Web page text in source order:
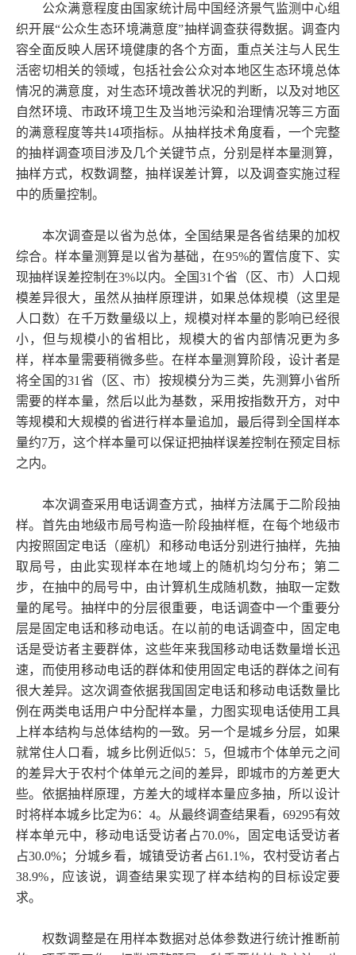
公众满意程度由国家统计局中国经济景气监测中心组
织开展“公众生态环境满意度”抽样调查获得数据。调查内
容全面反映人居环境健康的各个方面，重点关注与人民生
活密切相关的领域，包括社会公众对本地区生态环境总体
情况的满意度，对生态环境改善状况的判断，以及对地区
自然环境、市政环境卫生及当地污染和治理情况等三方面
的满意程度等共14项指标。从抽样技术角度看，一个完整
的抽样调查项目涉及几个关键节点，分别是样本量测算，
抽样方式，权数调整，抽样误差计算，以及调查实施过程
中的质量控制。
本次调查是以省为总体，全国结果是各省结果的加权
综合。样本量测算是以省为基础，在95%的置信度下、实
现抽样误差控制在3%以内。全国31个省（区、市）人口规
模差异很大，虽然从抽样原理讲，如果总体规模（这里是
人口数）在千万数量级以上，规模对样本量的影响已经很
小，但与规模小的省相比，规模大的省内部情况更为多
样，样本量需要稍微多些。在样本量测算阶段，设计者是
将全国的31省（区、市）按规模分为三类，先测算小省所
需要的样本量，然后以此为基数，采用按指数开方，对中
等规模和大规模的省进行样本量追加，最后得到全国样本
量约7万，这个样本量可以保证把抽样误差控制在预定目标
之内。
本次调查采用电话调查方式，抽样方法属于二阶段抽
样。首先由地级市局号构造一阶段抽样框，在每个地级市
内按照固定电话（座机）和移动电话分别进行抽样，先抽
取局号，由此实现样本在地域上的随机均匀分布；第二
步，在抽中的局号中，由计算机生成随机数，抽取一定数
量的尾号。抽样中的分层很重要，电话调查中一个重要分
层是固定电话和移动电话。在以前的电话调查中，固定电
话是受访者主要群体，这些年来我国移动电话数量增长迅
速，而使用移动电话的群体和使用固定电话的群体之间有
很大差异。这次调查依据我国固定电话和移动电话数量比
例在两类电话用户中分配样本量，力图实现电话使用工具
上样本结构与总体结构的一致。另一个是城乡分层，如果
就常住人口看，城乡比例近似5：5，但城市个体单元之间
的差异大于农村个体单元之间的差异，即城市的方差更大
些。依据抽样原理，方差大的域样本量应多抽，所以设计
时将样本城乡比定为6：4。从最终调查结果看，69295有效
样本单元中，移动电话受访者占70.0%，固定电话受访者
占30.0%；分城乡看，城镇受访者占61.1%，农村受访者占
38.9%，应该说，调查结果实现了样本结构的目标设定要
求。
权数调整是在用样本数据对总体参数进行统计推断前